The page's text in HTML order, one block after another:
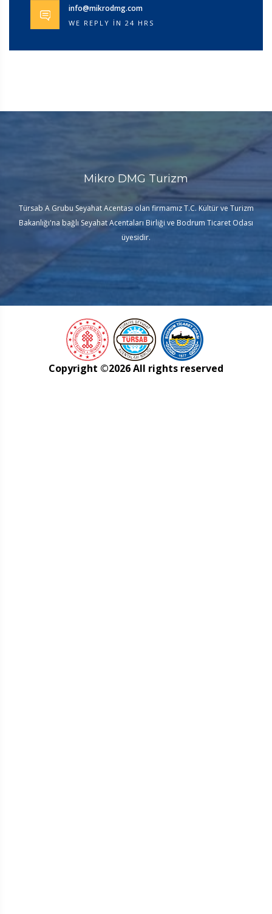
info@mikrodmg.com
WE REPLY IN 24 HRS
Mikro DMG Turizm
Türsab A Grubu Seyahat Acentası olan firmamız T.C. Kültür ve Turizm
Bakanlığı'na bağlı Seyahat Acentaları Birliği ve Bodrum Ticaret Odası
üyesidir.
Copyright ©2026 All rights reserved